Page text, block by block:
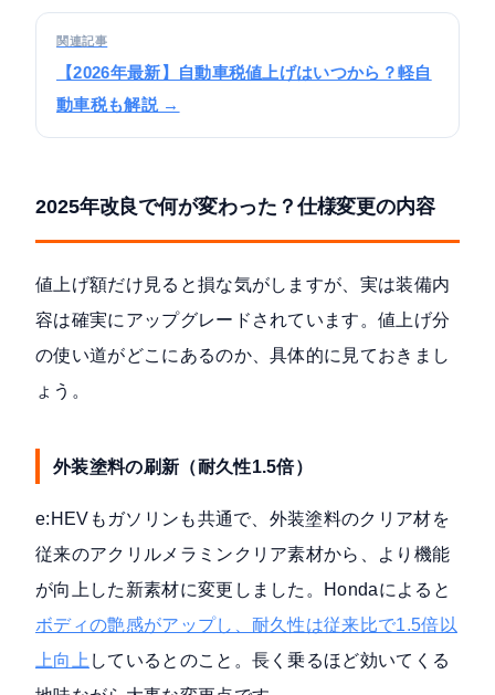
関連記事
【2026年最新】自動車税値上げはいつから？軽自
動車税も解説 →
2025年改良で何が変わった？仕様変更の内容
値上げ額だけ見ると損な気がしますが、実は装備内
容は確実にアップグレードされています。値上げ分
の使い道がどこにあるのか、具体的に見ておきまし
ょう。
外装塗料の刷新（耐久性1.5倍）
e:HEVもガソリンも共通で、外装塗料のクリア材を
従来のアクリルメラミンクリア素材から、より機能
が向上した新素材に変更しました。Hondaによると
ボディの艶感がアップし、耐久性は従来比で1.5倍以
上向上 しているとのこと。長く乗るほど効いてくる